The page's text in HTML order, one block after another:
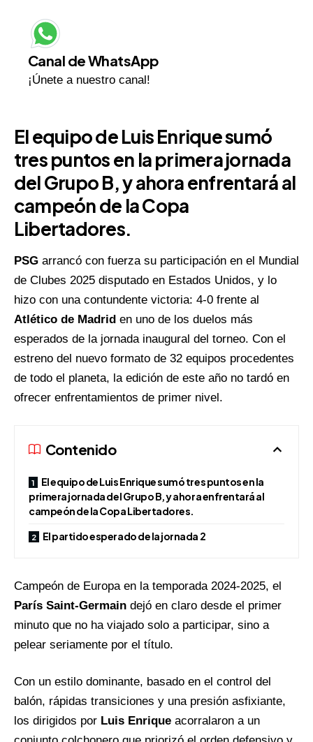
Canal de WhatsApp
¡Únete a nuestro canal!
El equipo de Luis Enrique sumó
tres puntos en la primera jornada
del Grupo B, y ahora enfrentará al
campeón de la Copa
Libertadores.
PSG arrancó con fuerza su participación en el Mundial
de Clubes 2025 disputado en Estados Unidos, y lo
hizo con una contundente victoria: 4-0 frente al
Atlético de Madrid en uno de los duelos más
esperados de la jornada inaugural del torneo. Con el
estreno del nuevo formato de 32 equipos procedentes
de todo el planeta, la edición de este año no tardó en
ofrecer enfrentamientos de primer nivel.
Contenido
El equipo de Luis Enrique sumó tres puntos en la
primera jornada del Grupo B, y ahora enfrentará al
campeón de la Copa Libertadores.
El partido esperado de la jornada 2
Campeón de Europa en la temporada 2024-2025, el
París Saint-Germain dejó en claro desde el primer
minuto que no ha viajado solo a participar, sino a
pelear seriamente por el título.
Con un estilo dominante, basado en el control del
balón, rápidas transiciones y una presión asfixiante,
los dirigidos por Luis Enrique acorralaron a un